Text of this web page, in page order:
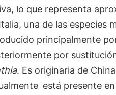
lo que representa
una de las especies
principalmente
por
. Es originaria de
está presente